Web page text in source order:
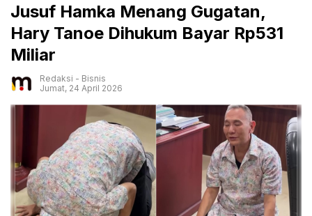
Jusuf Hamka Menang Gugatan,
Hary Tanoe Dihukum Bayar Rp531
Miliar
Redaksi - Bisnis
Jumat, 24 April 2026